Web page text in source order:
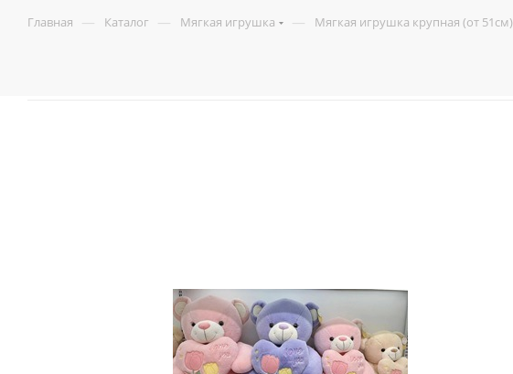
Главная — Каталог — Мягкая игрушка — Мягкая игрушка крупная (от 51см)